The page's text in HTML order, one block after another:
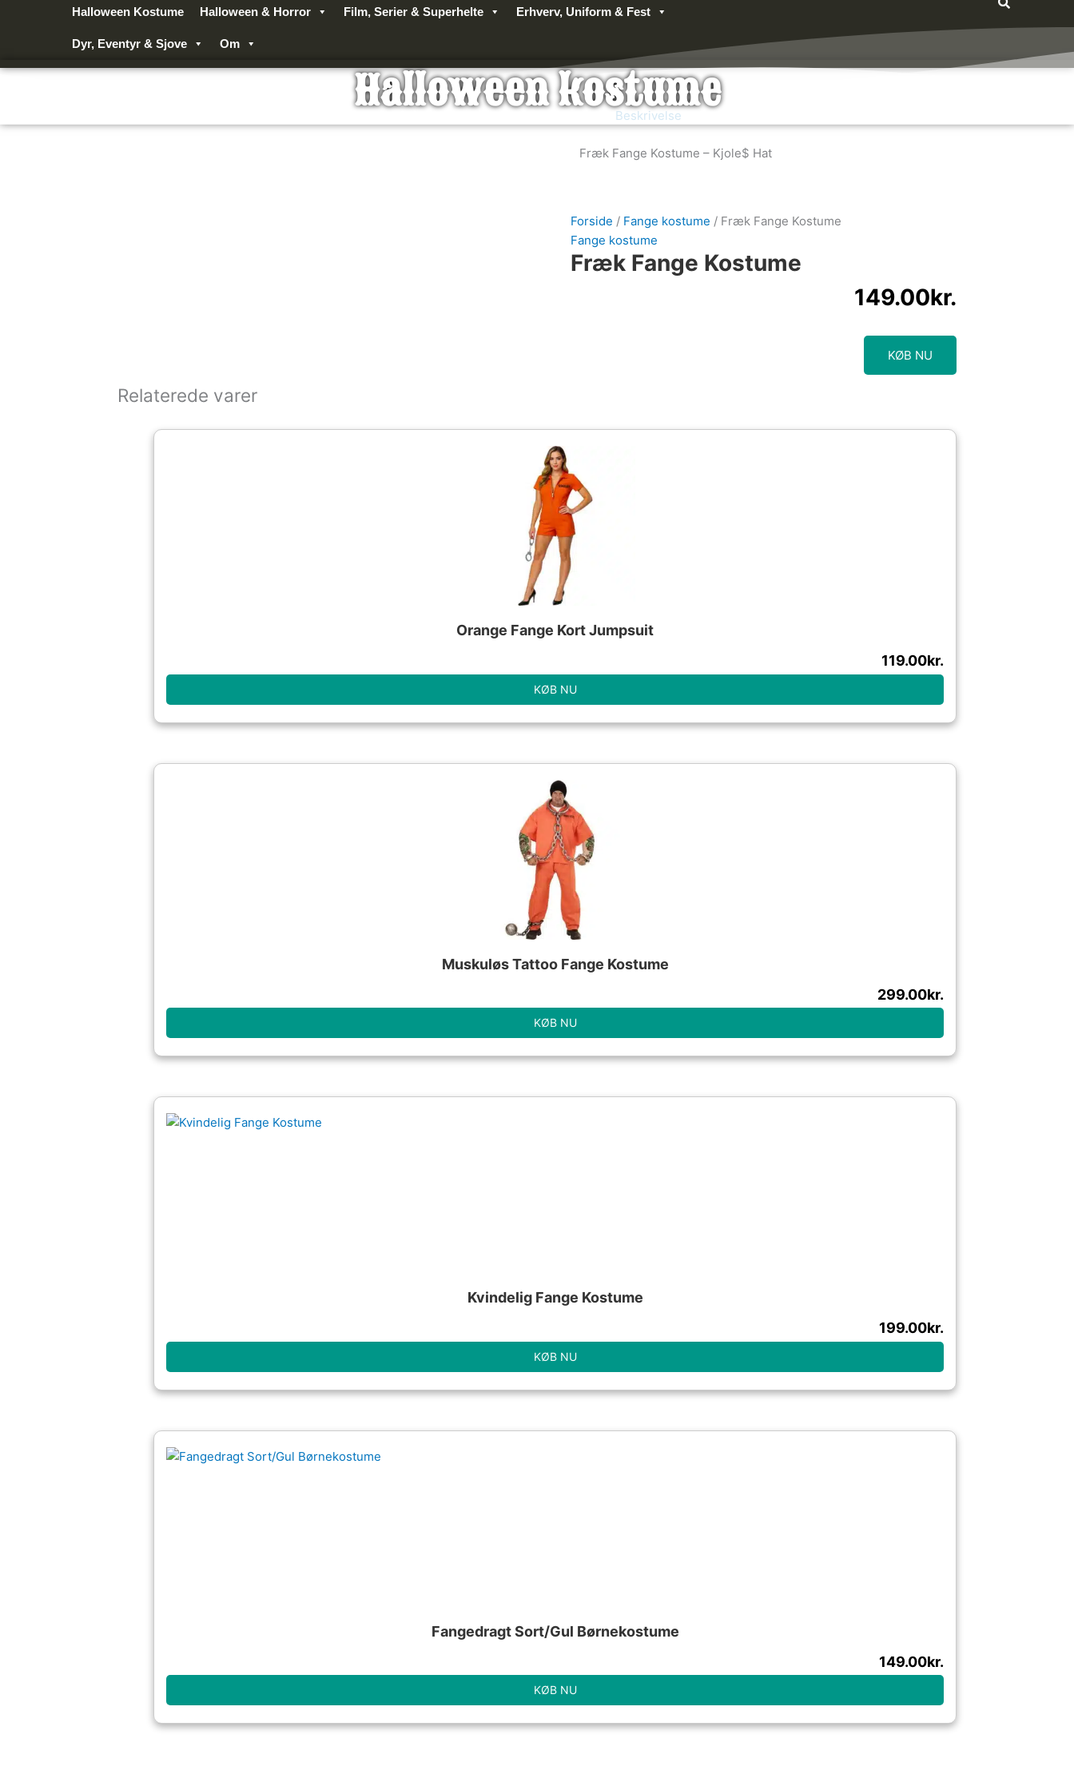
Halloween Kostume Halloween & Horror Film, Serier & Superhelte Erhverv, Uniform & Fest
Dyr, Eventyr & Sjove Om
Halloween kostume
Forside / Fange kostume / Fræk Fange Kostume
Fange kostume
Fræk Fange Kostume
149.00kr.
KØB NU
Beskrivelse
Fræk Fange Kostume – Kjole$ Hat
Relaterede varer
Orange Fange Kort Jumpsuit
119.00kr.
KØB NU
Muskuløs Tattoo Fange Kostume
299.00kr.
KØB NU
Kvindelig Fange Kostume
199.00kr.
KØB NU
Fangedragt Sort/Gul Børnekostume
149.00kr.
KØB NU